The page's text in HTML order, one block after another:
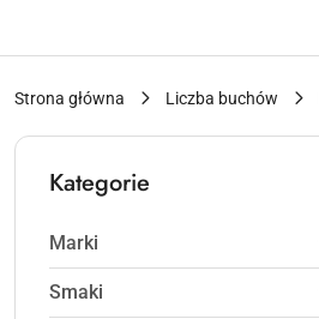
Strona główna Liczba buchów
Kategorie
Marki
Smaki